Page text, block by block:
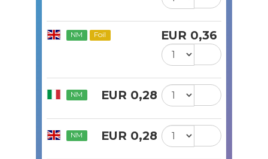
NM Foil EUR 0,36
NM EUR 0,28
NM EUR 0,28